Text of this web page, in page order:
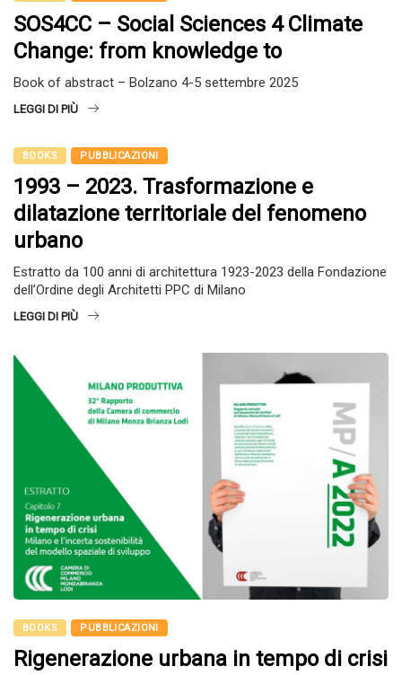
SOS4CC – Social Sciences 4 Climate
Change: from knowledge to
Book of abstract – Bolzano 4-5 settembre 2025
LEGGI DI PIÙ
BOOKS PUBBLICAZIONI
1993 – 2023. Trasformazione e
dilatazione territoriale del fenomeno
urbano
Estratto da 100 anni di architettura 1923-2023 della Fondazione
dell’Ordine degli Architetti PPC di Milano
LEGGI DI PIÙ
BOOKS PUBBLICAZIONI
Rigenerazione urbana in tempo di crisi